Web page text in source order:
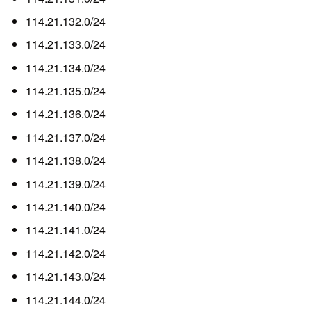
114.21.132.0/24
114.21.133.0/24
114.21.134.0/24
114.21.135.0/24
114.21.136.0/24
114.21.137.0/24
114.21.138.0/24
114.21.139.0/24
114.21.140.0/24
114.21.141.0/24
114.21.142.0/24
114.21.143.0/24
114.21.144.0/24